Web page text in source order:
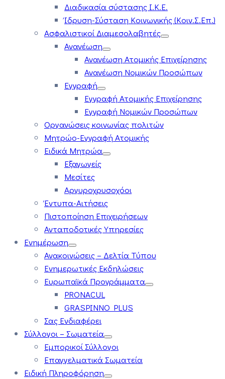
Διαδικασία σύστασης Ι.Κ.Ε.
Ίδρυση-Σύσταση Κοινωνικής (Κοιν.Σ.Επ.)
Ασφαλιστικοί Διαμεσολαβητές
Ανανέωση
Ανανέωση Ατομικής Επιχείρησης
Ανανέωση Νομικών Προσώπων
Εγγραφή
Εγγραφή Ατομικής Επιχείρησης
Εγγραφή Νομικών Προσώπων
Οργανώσεις κοινωνίας πολιτών
Μητρώο-Εγγραφή Ατομικής
Ειδικά Μητρώα
Εξαγωγείς
Μεσίτες
Αργυροχρυσοχόοι
Έντυπα-Αιτήσεις
Πιστοποίηση Επιχειρήσεων
Ανταποδοτικές Υπηρεσίες
Ενημέρωση
Ανακοινώσεις – Δελτία Τύπου
Ενημερωτικές Εκδηλώσεις
Ευρωπαϊκά Προγράμματα
PRONACUL
GRASPINNO PLUS
Σας Ενδιαφέρει
Σύλλογοι – Σωματεία
Εμπορικοί Σύλλογοι
Επαγγελματικά Σωματεία
Ειδική Πληροφόρηση